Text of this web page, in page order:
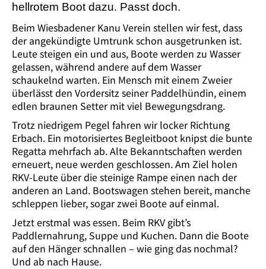
hellrotem Boot dazu. Passt doch.
Beim Wiesbadener Kanu Verein stellen wir fest, dass
der angekündigte Umtrunk schon ausgetrunken ist.
Leute steigen ein und aus, Boote werden zu Wasser
gelassen, während andere auf dem Wasser
schaukelnd warten. Ein Mensch mit einem Zweier
überlässt den Vordersitz seiner Paddelhündin, einem
edlen braunen Setter mit viel Bewegungsdrang.
Trotz niedrigem Pegel fahren wir locker Richtung
Erbach. Ein motorisiertes Begleitboot knipst die bunte
Regatta mehrfach ab. Alte Bekanntschaften werden
erneuert, neue werden geschlossen. Am Ziel holen
RKV-Leute über die steinige Rampe einen nach der
anderen an Land. Bootswagen stehen bereit, manche
schleppen lieber, sogar zwei Boote auf einmal.
Jetzt erstmal was essen. Beim RKV gibt’s
Paddlernahrung, Suppe und Kuchen. Dann die Boote
auf den Hänger schnallen – wie ging das nochmal?
Und ab nach Hause.